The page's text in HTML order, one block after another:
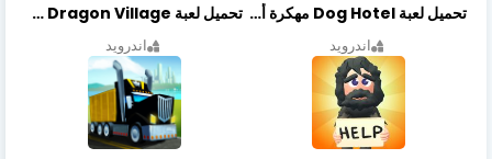
تحميل لعبة Dog Hotel مهكرة أخر إصدار
اندرويد
تحميل لعبة Dragon Village مهكرة أخر إصدار
اندرويد